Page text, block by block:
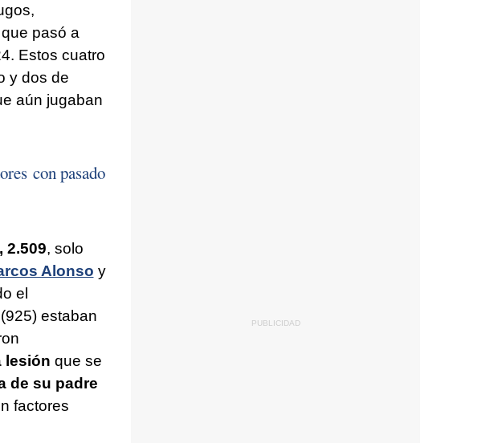
pasó a
Estos cuatro
y dos de
aún jugaban
con pasado
2.509, solo
Alonso y
el
(925) estaban
lesión que se
de su padre
factores